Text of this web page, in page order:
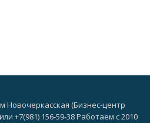
Новочеркасская (Бизнес-центр
+7(981) 156-59-38 Работаем с 2010